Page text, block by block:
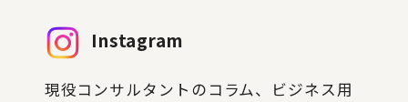
Instagram
現役コンサルタントのコラム、ビジネス用